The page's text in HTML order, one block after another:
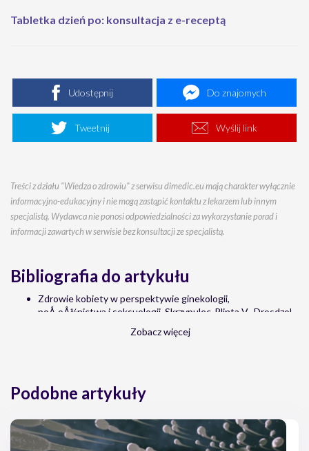
Tabletka dzień po: konsultacja z e-receptą
Udostępnij Do znajomych
Tweetnij Wyślij link
Treści z działu "Wiedza o zdrowiu" z serwisu dimedic.eu mają charakter wyłącznie
informacyjno-edukacyjny i nie mogą zastąpić kontaktu z lekarzem lub innym
specjalistą. Wydawca nie ponosi odpowiedzialności za wykorzystanie porad i
informacji zawartych w serwisie bez konsultacji ze specjalistą.
Bibliografia do artykułu
Zdrowie kobiety w perspektywie ginekologii,
poÅ‚oÅ¼nictwa i seksuologii. Skrzypulec-Plinta V., Drosdzol-
Medyczny w Katwicach, WrocÅ‚aw 2017; 84âˆ’97.
Rydygiera w Bydgoszczy, Uniwersytet MikoÅ‚aja Kopernika
w Toruniu, Polska
niepoÅ¼Ä…danej ciÄ…Å¼y. CzÄ™Å›Ä‡ II. Medyczne
(nienaturalne) metody zapobiegania niepoÅ¼Ä…danej ciÄ…
Zobacz więcej
Podobne artykuły